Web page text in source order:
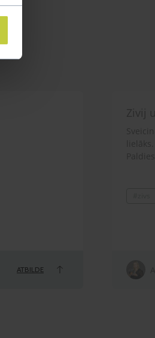
ATBILDE